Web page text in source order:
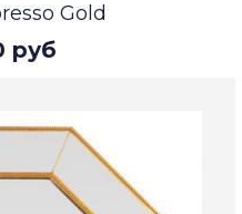
Gold
руб